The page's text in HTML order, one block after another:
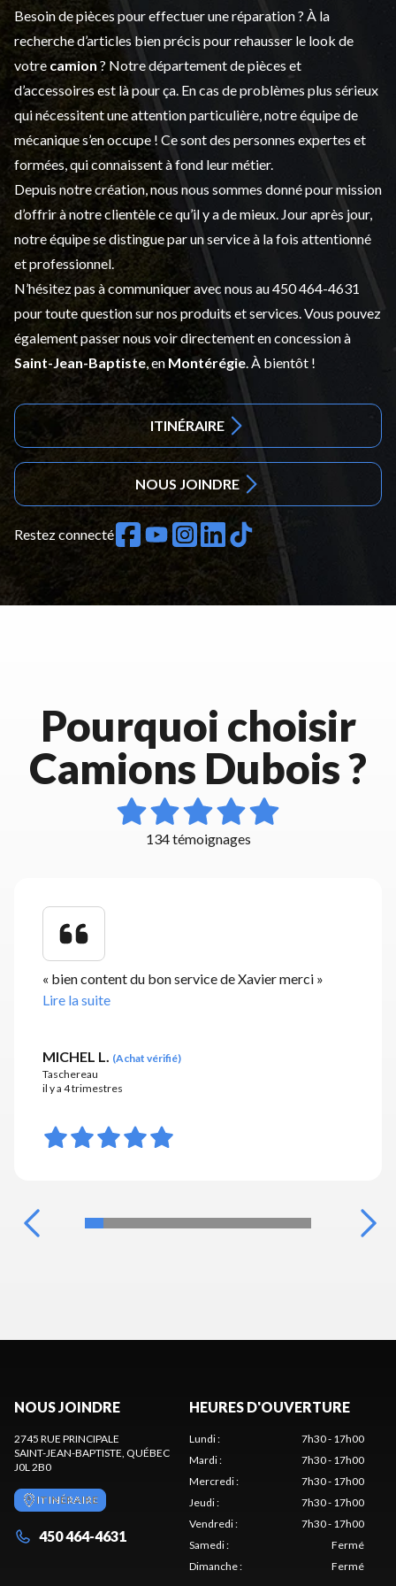
Besoin de pièces pour effectuer une réparation ? À la
recherche d’articles bien précis pour rehausser le look de
votre camion ? Notre département depièces et
d’accessoiresest là pour ça. En cas de problèmes plus sérieux
qui nécessitent une attention particulière, notre équipe de
mécanique s’en occupe ! Ce sont des personnes expertes et
formées, qui connaissent à fond leur métier.
Depuis notre création, nous nous sommes donné pour mission
d’offrir à notre clientèle ce qu’il y a de mieux. Jour après jour,
notre équipe se distingue par un service à la fois attentionné
et professionnel.
N’hésitez pas à communiquer avec nous au450 464-4631
pour toute question sur nos produits et services. Vous pouvez
également passer nous voir directement en concession à
Saint-Jean-Baptiste , en Montérégie . À bientôt !
ITINÉRAIRE
NOUS JOINDRE
Restez connecté
Pourquoi choisir
Camions Dubois ?
134 témoignages
« bien content du bon service de Xavier merci »
Lire la suite
MICHEL L. (Achat vérifié)
Taschereau
il y a 4 trimestres
NOUS JOINDRE
2745 RUE PRINCIPALE
SAINT-JEAN-BAPTISTE , QUÉBEC
J0L 2B0
ITINÉRAIRE
450 464-4631
HEURES D'OUVERTURE
Lundi:
7h30 - 17h00
Mardi:
7h30 - 17h00
Mercredi:
7h30 - 17h00
Jeudi:
7h30 - 17h00
Vendredi:
7h30 - 17h00
Samedi:
Fermé
Dimanche: Fermé